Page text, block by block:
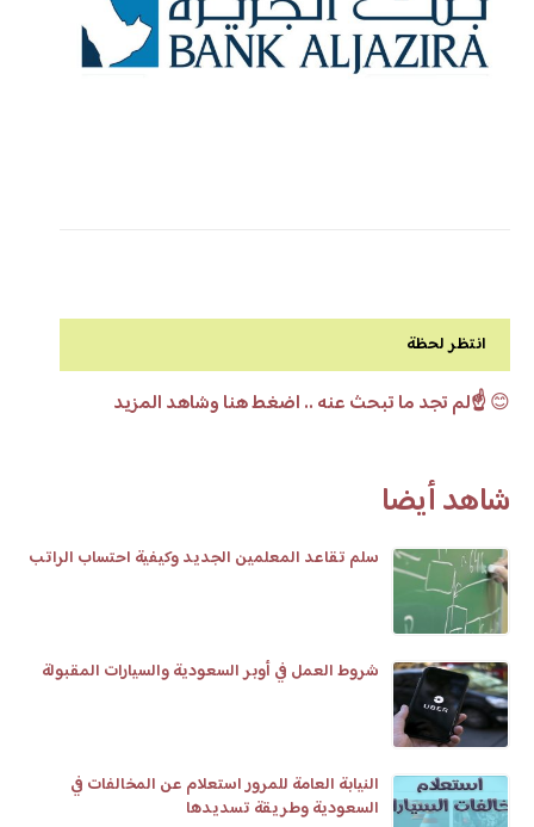
انتظر لحظة
😊☝️لم تجد ما تبحث عنه .. اضغط هنا وشاهد المزيد
شاهد أيضا
سلم تقاعد المعلمين الجديد وكيفية احتساب الراتب
شروط العمل في أوبر السعودية والسيارات المقبولة
النيابة العامة للمرور استعلام عن المخالفات في
السعودية وطريقة تسديدها